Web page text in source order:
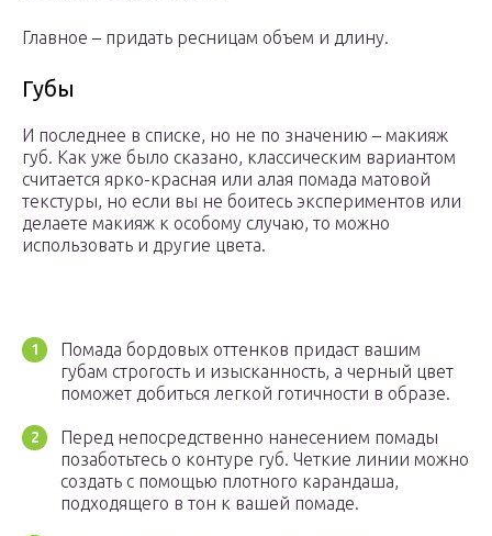
Главное – придать ресницам объем и длину.
Губы
И последнее в списке, но не по значению – макияж
губ. Как уже было сказано, классическим вариантом
считается ярко-красная или алая помада матовой
текстуры, но если вы не боитесь экспериментов или
делаете макияж к особому случаю, то можно
использовать и другие цвета.
Помада бордовых оттенков придаст вашим
губам строгость и изысканность, а черный цвет
поможет добиться легкой готичности в образе.
Перед непосредственно нанесением помады
позаботьтесь о контуре губ. Четкие линии можно
создать с помощью плотного карандаша,
подходящего в тон к вашей помаде.